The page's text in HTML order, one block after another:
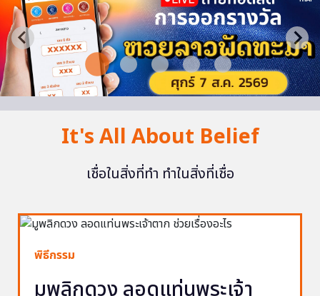
It's All About Belief
เชื่อในสิ่งที่ทำ ทำในสิ่งที่เชื่อ
พิธีกรรม